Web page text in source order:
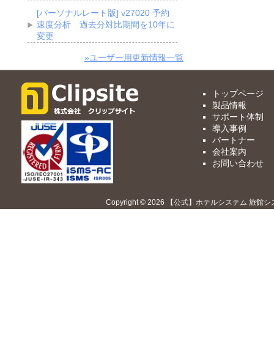
[パーソナルレート版] v27020 予約
速度分析 過去分対比期間を10年に
変更
»ユーザー用更新情報一覧
トップページ
製品情報
サポート体制
導入事例
パートナー
会社案内
お問い合わせ
Copyright © 2026 【公式】ホテルシステム 旅館